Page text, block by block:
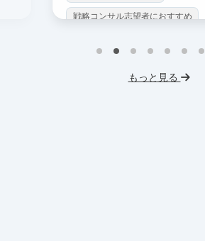
戦略コンサル志望者におすすめ
データサイエンス
もっと見る